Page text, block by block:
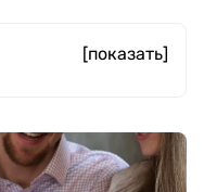
[показать]